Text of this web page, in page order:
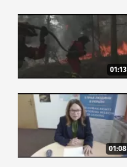
01:13
01:08